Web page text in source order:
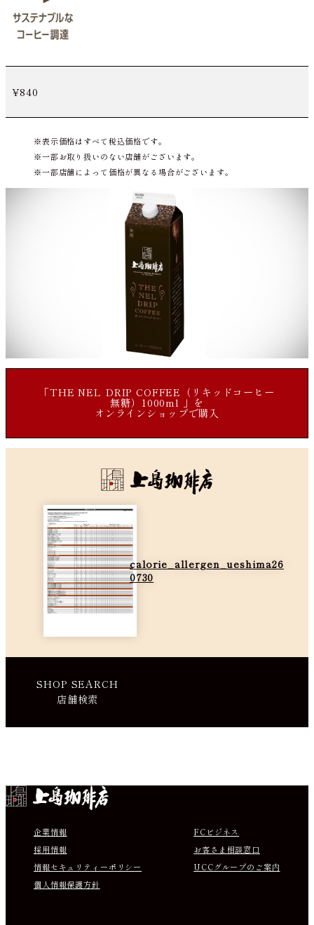
¥840
表示価格はすべて税込価格です。
一部お取り扱いのない店舗がございます。
一部店舗によって価格が異なる場合がございます。
「THE NEL DRIP COFFEE（リキッドコーヒー
無糖）1000ml 」を
オンラインショップで購入
calorie_allergen_ueshima26
0730
SHOP SEARCH
店舗検索
企業情報
採用情報
情報セキュリティーポリシー
個人情報保護方針
FCビジネス
お客さま相談窓口
UCCグループのご案内